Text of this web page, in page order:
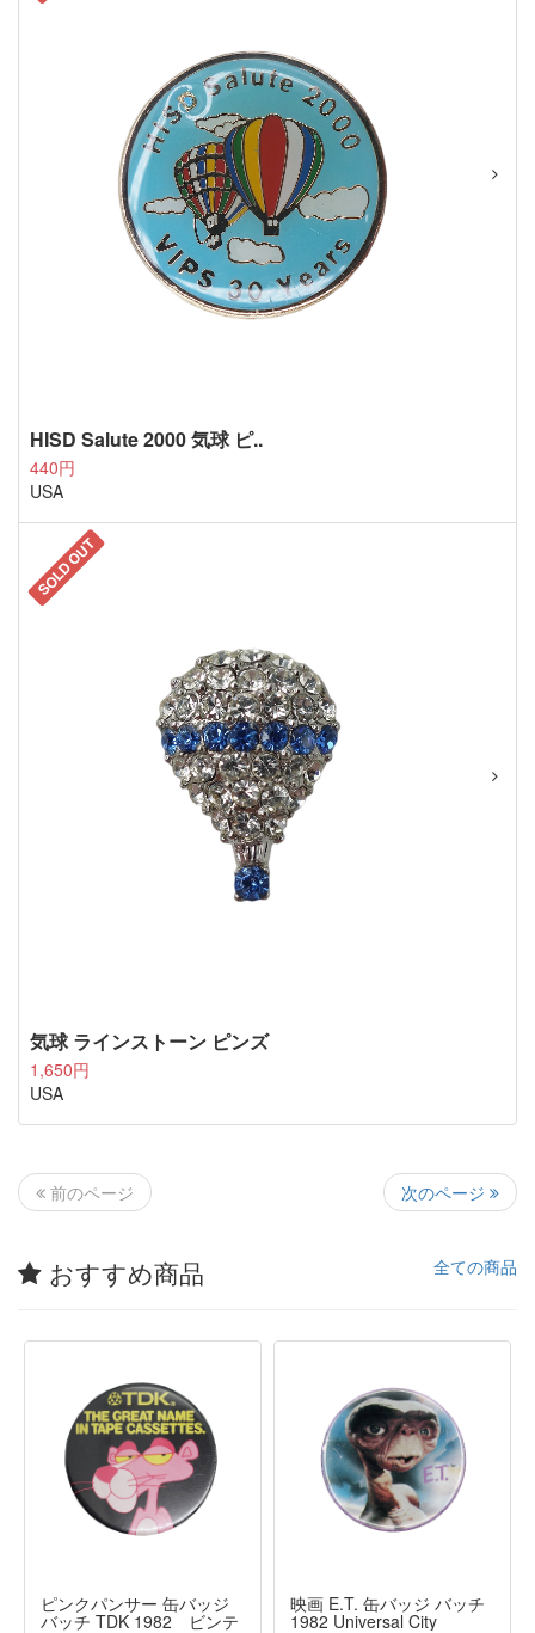
HISD Salute 2000 気球 ピ..
440円
USA
SOLD OUT
気球 ラインストーン ピンズ
1,650円
USA
前のページ 次のページ
おすすめ商品 全ての商品
ピンクパンサー 缶バッジ
バッチ TDK 1982 ビンテ
映画 E.T. 缶バッジ バッチ
1982 Universal City